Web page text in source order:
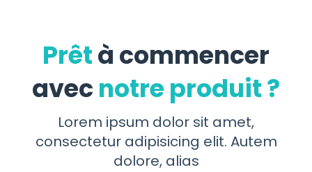
Prêtà commencer
avec notre produit ?
Lorem ipsum dolor sit amet,
consectetur adipisicing elit. Autem
dolore, alias